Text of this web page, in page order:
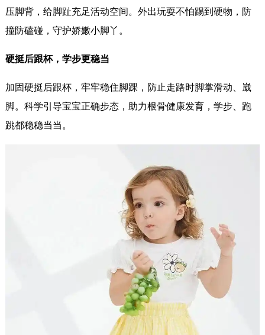
压脚背，给脚趾充足活动空间。外出玩耍不怕踢到硬物，防
撞防磕碰，守护娇嫩小脚丫。
硬挺后跟杯，学步更稳当
加固硬挺后跟杯，牢牢稳住脚踝，防止走路时脚掌滑动、崴
脚。科学引导宝宝正确步态，助力根骨健康发育，学步、跑
跳都稳稳当当。